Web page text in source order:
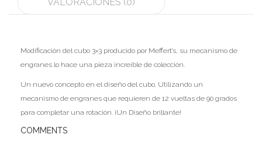
ShengShou
YanCheng
YJ
Z-Cube
VALORACIONES (0)
Modificación del cubo 3×3 producido por Meffert’s, su mecanismo de
engranes lo hace una pieza increíble de colección.
Un nuevo concepto en el diseño del cubo. Utilizando un
mecanismo de engranes que requieren de 12 vueltas de 90 grados
para completar una rotación. ¡Un Diseño brillante!
COMMENTS